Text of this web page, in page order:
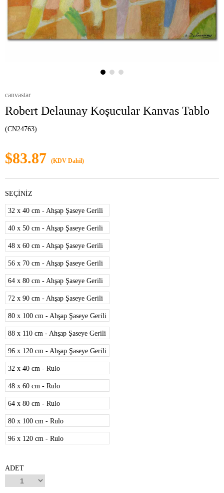
canvastar
Robert Delaunay Koşucular Kanvas Tablo
(CN24763)
$83.87 (KDV Dahil)
SEÇİNİZ
32 x 40 cm - Ahşap Şaseye Gerili
40 x 50 cm - Ahşap Şaseye Gerili
48 x 60 cm - Ahşap Şaseye Gerili
56 x 70 cm - Ahşap Şaseye Gerili
64 x 80 cm - Ahşap Şaseye Gerili
72 x 90 cm - Ahşap Şaseye Gerili
80 x 100 cm - Ahşap Şaseye Gerili
88 x 110 cm - Ahşap Şaseye Gerili
96 x 120 cm - Ahşap Şaseye Gerili
32 x 40 cm - Rulo
48 x 60 cm - Rulo
64 x 80 cm - Rulo
80 x 100 cm - Rulo
96 x 120 cm - Rulo
ADET